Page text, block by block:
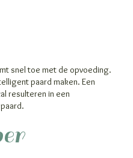
snel toe met de opvoeding.
paard maken. Een
resulteren in een